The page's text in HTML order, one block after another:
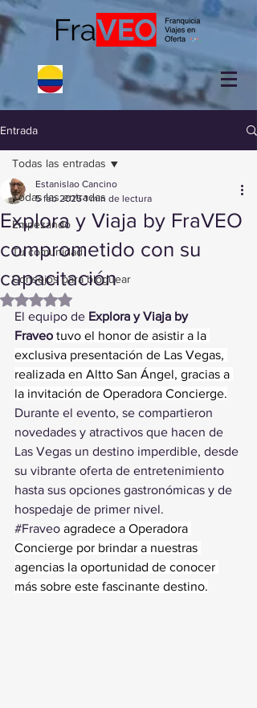
Entrada
Todas las entradas
Empezando
Tu comunidad
Consejos para bloguear
Todas las entradas
Explora y Viaja by FraVEO
comprometido con su
capacitación
Estanislao Cancino
5 feb 2025 1 min de lectura
Obtuvo NaN de 5 estrellas.
El equipo de Explora y Viaja by
Fraveo tuvo el honor de asistir a la
exclusiva presentación de Las Vegas,
realizada en Altto San Ángel, gracias a
la invitación de Operadora Concierge.
Durante el evento, se compartieron
novedades y atractivos que hacen de
Las Vegas un destino imperdible, desde
su vibrante oferta de entretenimiento
hasta sus opciones gastronómicas y de
hospedaje de primer nivel.
#Fraveo agradece a Operadora
Concierge por brindar a nuestras
agencias la oportunidad de conocer
más sobre este fascinante destino.